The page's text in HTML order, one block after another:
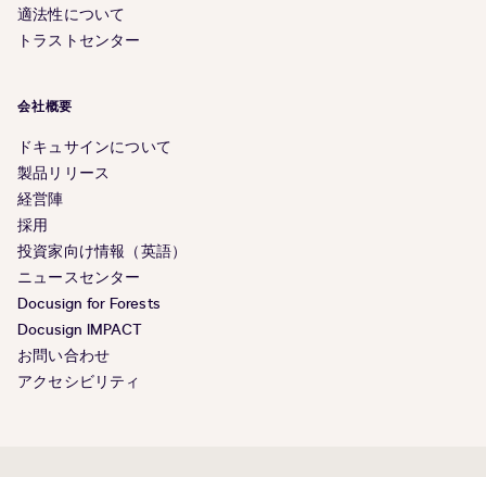
適法性について
トラストセンター
会社概要
ドキュサインについて
製品リリース
経営陣
採用
投資家向け情報（英語）
ニュースセンター
Docusign for Forests
Docusign IMPACT
お問い合わせ
アクセシビリティ